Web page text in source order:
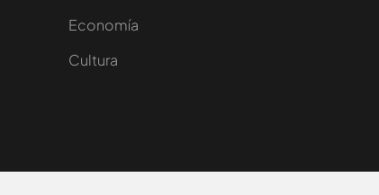
Economía
Cultura